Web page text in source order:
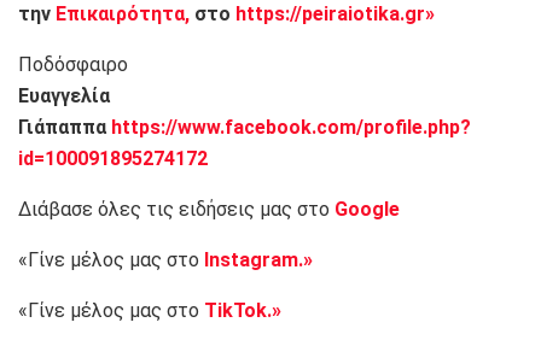
την Επικαιρότητα, στο https://peiraiotika.gr»
Ποδόσφαιρο
Ευαγγελία
Γιάπαππα https://www.facebook.com/profile.php?
id=100091895274172
Διάβασε όλες τις ειδήσεις μας στο Google
«Γίνε μέλος μας στο Instagram.»
«Γίνε μέλος μας στο TikTok.»